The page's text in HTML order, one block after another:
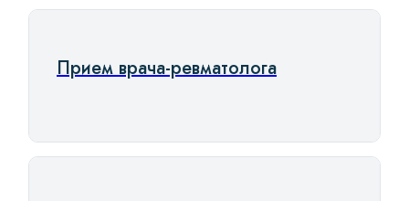
Прием врача-ревматолога